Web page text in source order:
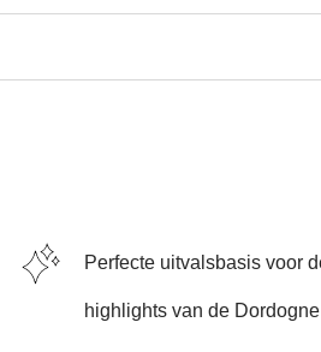
Perfecte uitvalsbasis voor
highlights van de Dordogne